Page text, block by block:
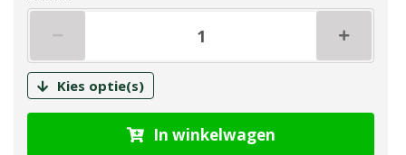
Kies optie(s)
In winkelwagen